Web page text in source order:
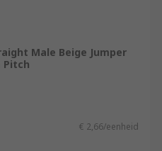
Male Beige Jumper
Pitch
€ 2,66/eenheid